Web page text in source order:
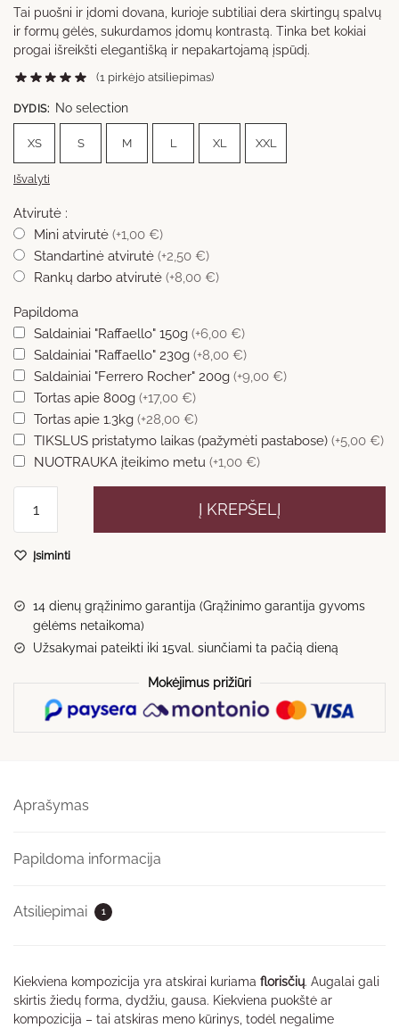
range:
30,00 €
through
130,00 €
Tai puošni ir įdomi dovana, kurioje subtiliai dera skirtingų spalvų
ir formų gėlės, sukurdamos įdomų kontrastą. Tinka bet kokiai
progai išreikšti elegantišką ir nepakartojamą įspūdį.
(1 pirkėjo atsiliepimas)
DYDIS: No selection
XS S M L XL XXL
Išvalyti
Atvirutė :
Mini atvirutė (+1,00 €)
Standartinė atvirutė (+2,50 €)
Rankų darbo atvirutė (+8,00 €)
Papildoma
Saldainiai "Raffaello" 150g (+6,00 €)
Saldainiai "Raffaello" 230g (+8,00 €)
Saldainiai "Ferrero Rocher" 200g (+9,00 €)
Tortas apie 800g (+17,00 €)
Tortas apie 1.3kg (+28,00 €)
TIKSLUS pristatymo laikas (pažymėti pastabose) (+5,00 €)
NUOTRAUKA įteikimo metu (+1,00 €)
kiekis:
gėlių
Nr.45
Į KREPŠELĮ
Įsiminti
14 dienų grąžinimo garantija (Grąžinimo garantija gyvoms
gėlėms netaikoma)
Užsakymai pateikti iki 15val. siunčiami ta pačią dieną
Mokėjimus prižiūri
Aprašymas
Papildoma informacija
Atsiliepimai 1
Kiekviena kompozicija yra atskirai kuriama florisčių. Augalai gali
skirtis žiedų forma, dydžiu, gausa. Kiekviena puokštė ar
kompozicija – tai atskiras meno kūrinys, todėl negalime